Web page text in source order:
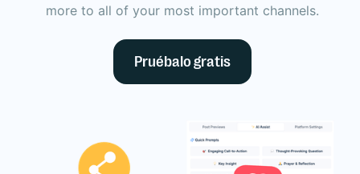
more to all of your most important channels.
Pruébalo gratis